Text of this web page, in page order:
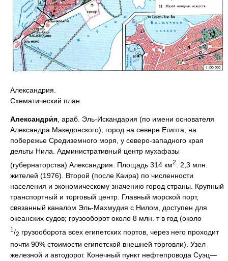
Александрия.
Схематический план.
Александри́я , араб. Эль-Искандария (по имени основателя
Александра Македонского), город на севере Египта, на
побережье Средиземного моря, у северо-западного края
дельты Нила. Административный центр мухафазы
(губернаторства) Александрия. Площадь 314 км2
. 2,3 млн.
жителей (1976). Второй (после Каира) по численности
населения и экономическому значению город страны. Крупный
транспортный и торговый центр. Главный морской порт,
связанный каналом Эль-Махмудия с Нилом, доступен для
океанских судов; грузооборот около 8 млн. т в год (около
1 /2 грузооборота всех египетских портов, через него проходит
почти 90% стоимости египетской внешней торговли). Узел
железной и автодорог. Конечный пункт нефтепровода Суэц—